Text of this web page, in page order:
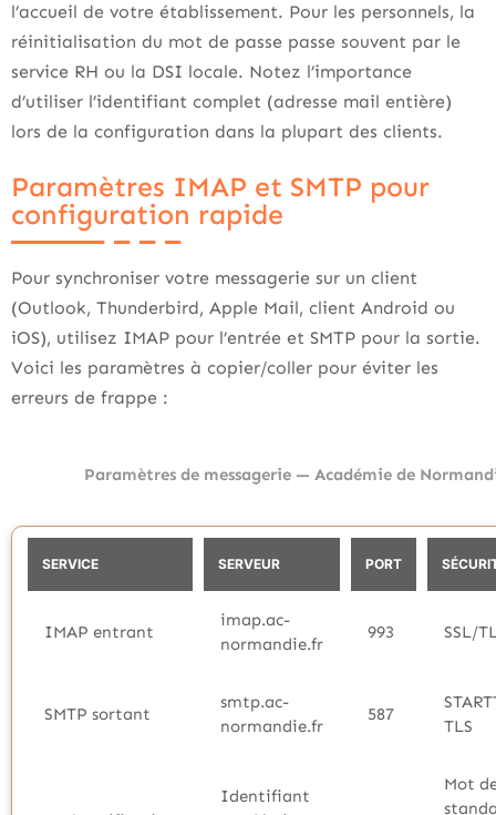
l’accueil de votre établissement. Pour les personnels, la
réinitialisation du mot de passe passe souvent par le
service RH ou la DSI locale. Notez l’importance
d’utiliser l’identifiant complet (adresse mail entière)
lors de la configuration dans la plupart des clients.
Paramètres IMAP et SMTP pour
configuration rapide
Pour synchroniser votre messagerie sur un client
(Outlook, Thunderbird, Apple Mail, client Android ou
iOS), utilisez IMAP pour l’entrée et SMTP pour la sortie.
Voici les paramètres à copier/coller pour éviter les
erreurs de frappe :
Paramètres de messagerie — Académie de
SERVICE SERVEUR PORT
IMAP entrant
imap.ac-
normandie.fr
993 SSL/
SMTP sortant
smtp.ac-
normandie.fr
587
TLS
Identifiant
Mot